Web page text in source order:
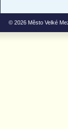
© 2026 Město Velké